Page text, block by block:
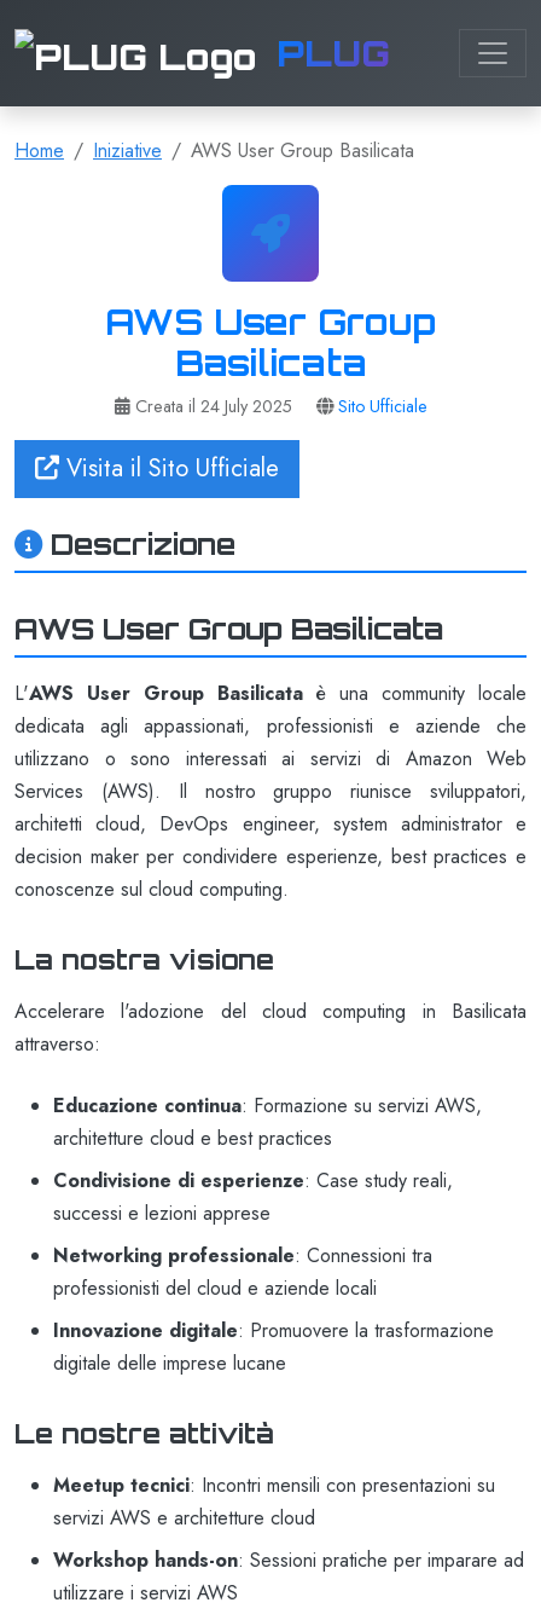
PLUG
Home Iniziative AWS User Group Basilicata
AWS User Group
Basilicata
Creata il 24 July 2025 Sito Ufficiale
Visita il Sito Ufficiale
Descrizione
AWS User Group Basilicata
L'AWS User Group Basilicataè una community locale
dedicata agli appassionati, professionisti e aziende che
utilizzano o sono interessati ai servizi di Amazon Web
Services (AWS). Il nostro gruppo riunisce sviluppatori,
architetti cloud, DevOps engineer, system administrator e
decision maker per condividere esperienze, best practices e
conoscenze sul cloud computing.
La nostra visione
Accelerare l'adozione del cloud computing in Basilicata
attraverso:
Educazione continua: Formazione su servizi AWS,
architetture cloud e best practices
Condivisione di esperienze: Case study reali,
successi e lezioni apprese
Networking professionale: Connessioni tra
professionisti del cloud e aziende locali
Innovazione digitale: Promuovere la trasformazione
digitale delle imprese lucane
Le nostre attività
Meetup tecnici: Incontri mensili con presentazioni su
servizi AWS e architetture cloud
Workshop hands-on: Sessioni pratiche per imparare ad
utilizzare i servizi AWS